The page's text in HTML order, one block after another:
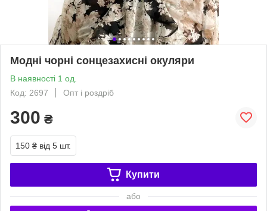
Модні чорні сонцезахисні окуляри
В наявності 1 од.
Код: 2697
Опт і роздріб
300 ₴
150 ₴ від 5 шт.
Купити
або